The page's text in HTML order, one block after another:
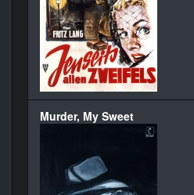
Murder, My Sweet